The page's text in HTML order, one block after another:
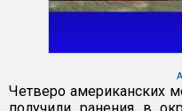
Четверо американских
получили ранения в